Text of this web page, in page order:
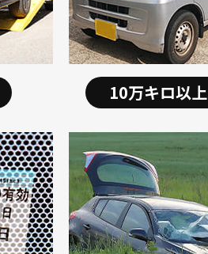
10万キロ以上